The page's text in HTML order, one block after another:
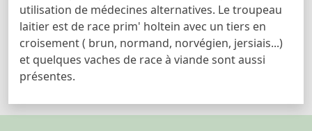
utilisation de médecines alternatives. Le troupeau
laitier est de race prim' holtein avec un tiers en
croisement ( brun, normand, norvégien, jersiais...)
et quelques vaches de race à viande sont aussi
présentes.